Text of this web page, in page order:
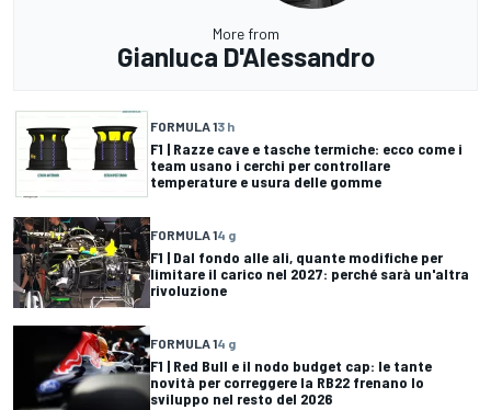
More from
Gianluca D'Alessandro
FORMULA 13 h
F1 | Razze cave e tasche termiche: ecco come i
team usano i cerchi per controllare
temperature e usura delle gomme
FORMULA 14 g
F1 | Dal fondo alle ali, quante modifiche per
limitare il carico nel 2027: perché sarà un'altra
rivoluzione
FORMULA 14 g
F1 | Red Bull e il nodo budget cap: le tante
novità per correggere la RB22 frenano lo
sviluppo nel resto del 2026